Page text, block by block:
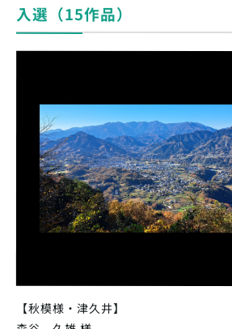
入選（15作品）
【秋模様・津久井】